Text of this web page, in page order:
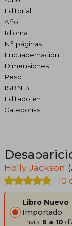
Editorial
Año
Idioma
N° páginas
Encuadernación
Dimensiones
Peso
ISBN13
Editado en
Categorías
Holly Jackson
10
Libro Nuevo
Importado
Envío: 6 a 10